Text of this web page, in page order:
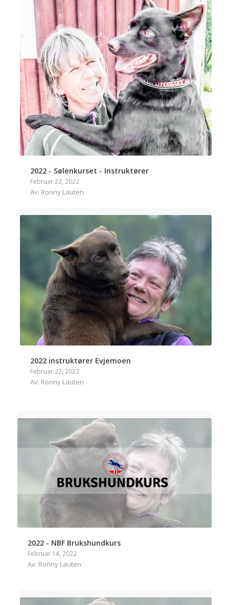
2022 - Sølenkurset - Instruktører
Februar 22, 2022
Av: Ronny Lauten
2022 instruktører Evjemoen
Februar 22, 2022
Av: Ronny Lauten
2022 - NBF Brukshundkurs
Februar 14, 2022
Av: Ronny Lauten